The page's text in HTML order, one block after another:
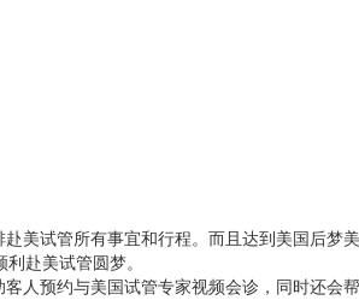
美试管所有事宜和行程。而且达到美国后梦
赴美试管圆梦。
人预约与美国试管专家视频会诊，同时还会